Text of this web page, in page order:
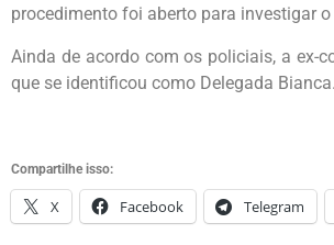
procedimento foi aberto para investigar o
Ainda de acordo com os policiais, a ex-
que se identificou como Delegada Bianca.
Compartilhe isso:
X Facebook Telegram